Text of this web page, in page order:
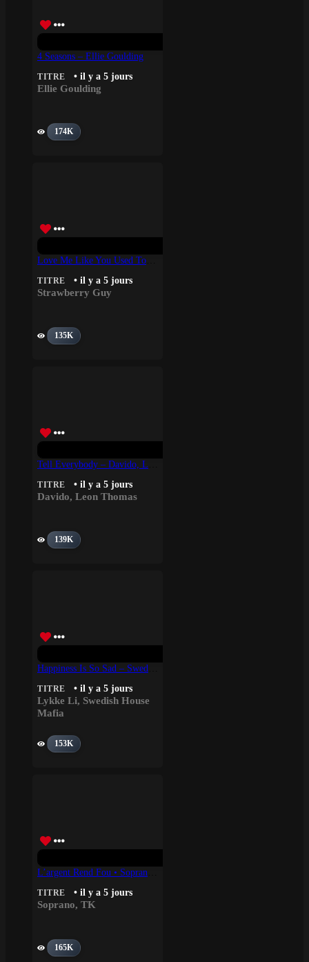
4 Seasons – Ellie Goulding
TITRE • il y a 5 jours
Ellie Goulding
174K
TITRE • il y a 5 jours
Strawberry Guy
135K
TITRE • il y a 5 jours
Davido, Leon Thomas
139K
TITRE • il y a 5 jours
Lykke Li, Swedish House
Mafia
153K
TITRE • il y a 5 jours
Soprano, TK
165K